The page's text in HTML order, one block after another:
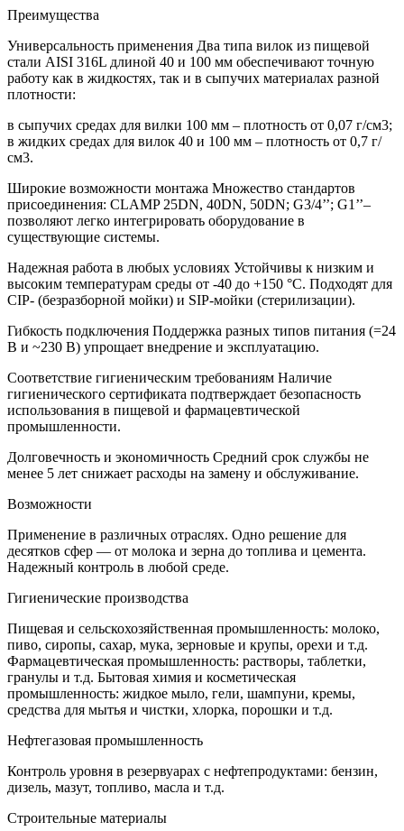
Преимущества
Универсальность применения Два типа вилок из пищевой
стали AISI 316L длиной 40 и 100 мм обеспечивают точную
работу как в жидкостях, так и в сыпучих материалах разной
плотности:
в сыпучих средах для вилки 100 мм – плотность от 0,07 г/см3;
в жидких средах для вилок 40 и 100 мм – плотность от 0,7 г/
см3.
Широкие возможности монтажа Множество стандартов
присоединения: CLAMP 25DN, 40DN, 50DN; G3/4’’; G1’’–
позволяют легко интегрировать оборудование в
существующие системы.
Надежная работа в любых условиях Устойчивы к низким и
высоким температурам среды от -40 до +150 °C. Подходят для
CIP- (безразборной мойки) и SIP-мойки (стерилизации).
Гибкость подключения Поддержка разных типов питания (=24
В и ~230 В) упрощает внедрение и эксплуатацию.
Соответствие гигиеническим требованиям Наличие
гигиенического сертификата подтверждает безопасность
использования в пищевой и фармацевтической
промышленности.
Долговечность и экономичность Средний срок службы не
менее 5 лет снижает расходы на замену и обслуживание.
Возможности
Применение в различных отраслях. Одно решение для
десятков сфер — от молока и зерна до топлива и цемента.
Надежный контроль в любой среде.
Гигиенические производства
Пищевая и сельскохозяйственная промышленность: молоко,
пиво, сиропы, сахар, мука, зерновые и крупы, орехи и т.д.
Фармацевтическая промышленность: растворы, таблетки,
гранулы и т.д. Бытовая химия и косметическая
промышленность: жидкое мыло, гели, шампуни, кремы,
средства для мытья и чистки, хлорка, порошки и т.д.
Нефтегазовая промышленность
Контроль уровня в резервуарах с нефтепродуктами: бензин,
дизель, мазут, топливо, масла и т.д.
Строительные материалы